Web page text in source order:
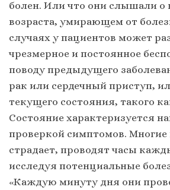
болен. Или что они слышали о
возраста, умирающем от
случаях у пациентов может
чрезмерное и постоянное
поводу предыдущего
рак или сердечный приступ,
текущего состояния, такого
Состояние характеризуется
проверкой симптомов. Многие
страдает, проводят часы
исследуя потенциальные
«Каждую минуту дня они